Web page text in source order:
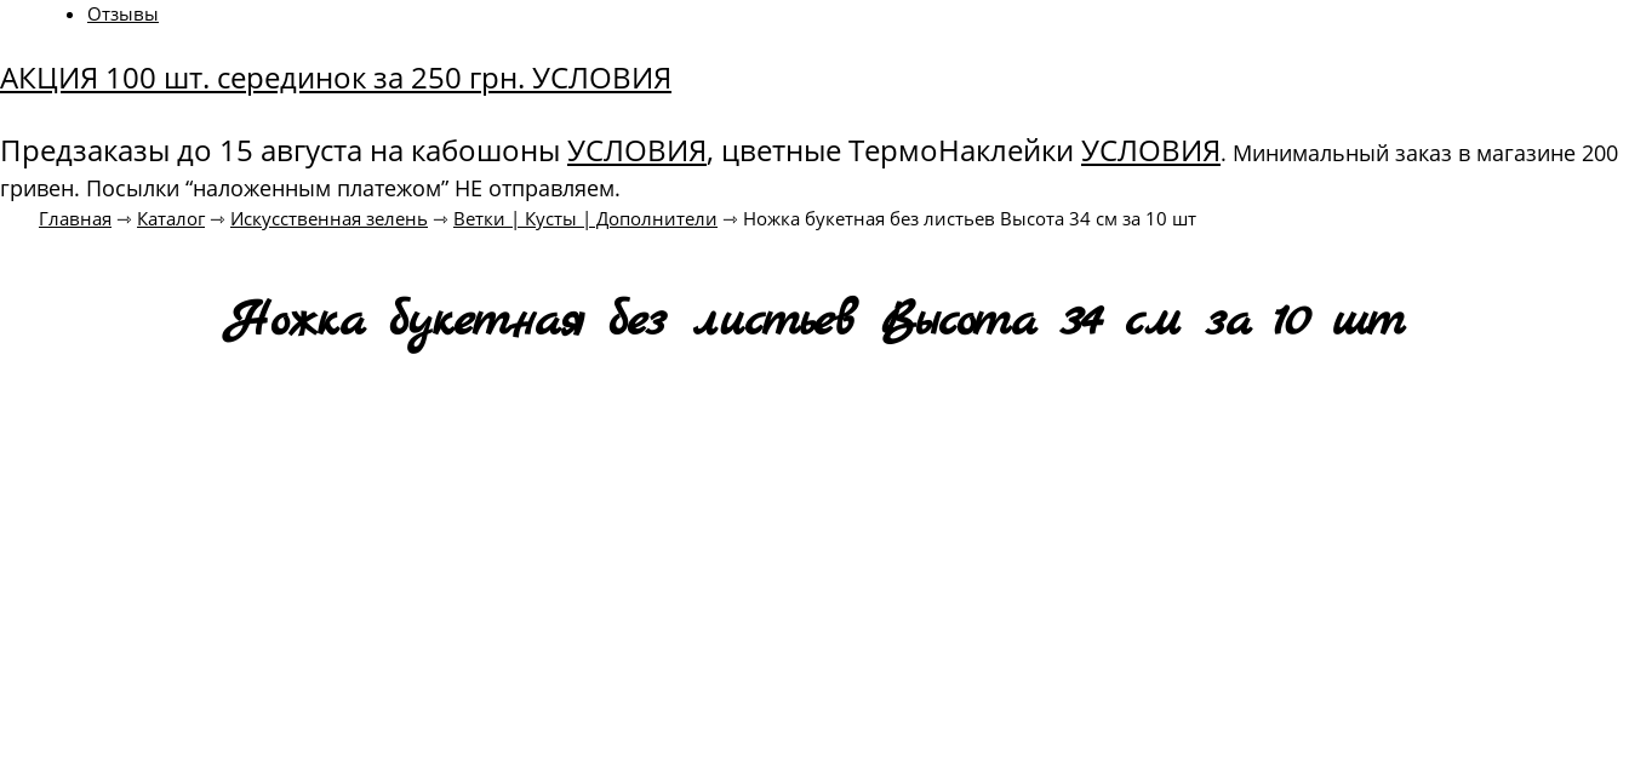
Отзывы
АКЦИЯ 100 шт. серединок за 250 грн. УСЛОВИЯ
Предзаказы до 15 августа на кабошоны УСЛОВИЯ, цветные ТермоНаклейки УСЛОВИЯ. Минимальный заказ в магазине 200
гривен. Посылки “наложенным платежом” НЕ отправляем.
Главная ⇾ Каталог⇾ Искусственная зелень ⇾ Ветки | Кусты | Дополнители ⇾ Ножка букетная без листьев Высота 34 см за 10 шт
Ножка букетная без листьев Высота 34 см за 10 шт